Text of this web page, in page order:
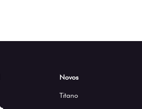
Novos
Titano